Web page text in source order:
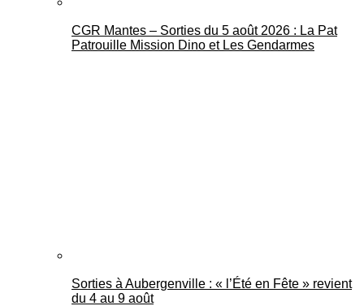
CGR Mantes – Sorties du 5 août 2026 : La Pat
Patrouille Mission Dino et Les Gendarmes
Sorties à Aubergenville : « l’Été en Fête » revient
du 4 au 9 août